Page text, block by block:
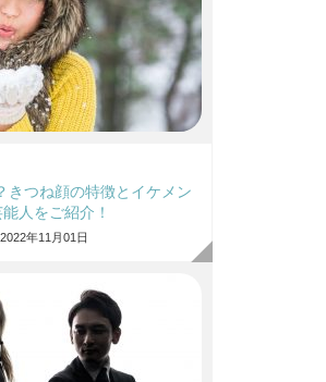
きつね顔の特徴とイケメン
人をご紹介！
2022年11月01日